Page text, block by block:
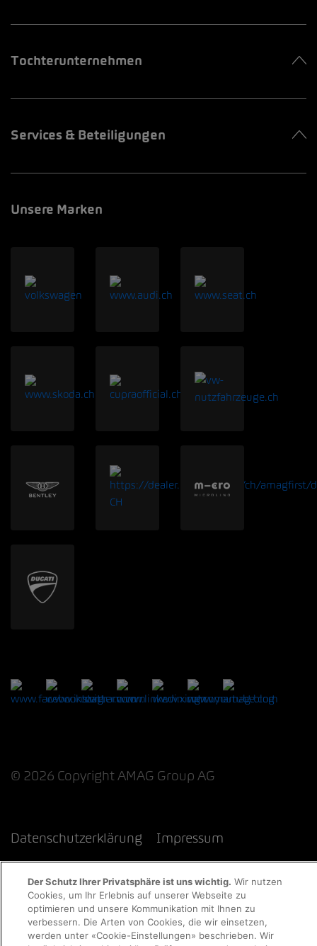
Tochterunternehmen
Services & Beteiligungen
Unsere Marken
© 2026 Copyright AMAG Group AG
Datenschutzerklärung Impressum
Der Schutz Ihrer Privatsphäre ist uns wichtig. Wir nutzen
Cookies, um Ihr Erlebnis auf unserer Webseite zu
optimieren und unsere Kommunikation mit Ihnen zu
verbessern. Die Arten von Cookies, die wir einsetzen,
werden unter «Cookie-Einstellungen» beschrieben. Wir